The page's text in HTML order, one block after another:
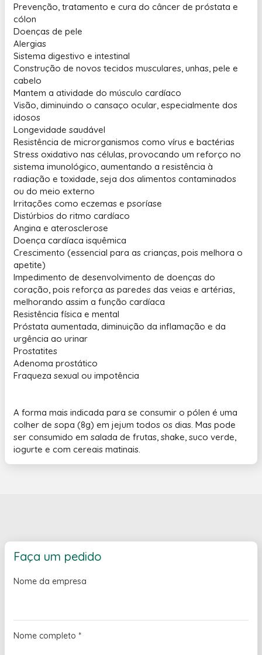
Prevenção, tratamento e cura do câncer de próstata e
cólon
Doenças de pele
Alergias
Sistema digestivo e intestinal
Construção de novos tecidos musculares, unhas, pele e
cabelo
Mantem a atividade do músculo cardíaco
Visão, diminuindo o cansaço ocular, especialmente dos
idosos
Longevidade saudável
Resistência de microrganismos como vírus e bactérias
Stress oxidativo nas células, provocando um reforço no
sistema imunológico, aumentando a resistência à
radiação e toxidade, seja dos alimentos contaminados
ou do meio externo
Irritações como eczemas e psoríase
Distúrbios do ritmo cardíaco
Angina e aterosclerose
Doença cardíaca isquêmica
Crescimento (essencial para as crianças, pois melhora o
apetite)
Impedimento de desenvolvimento de doenças do
coração, pois reforça as paredes das veias e artérias,
melhorando assim a função cardíaca
Resistência física e mental
Próstata aumentada, diminuição da inflamação e da
urgência ao urinar
Prostatites
Adenoma prostático
Fraqueza sexual ou impotência
A forma mais indicada para se consumir o pólen é uma
colher de sopa (8g) em jejum todos os dias. Mas pode
ser consumido em salada de frutas, shake, suco verde,
iogurte e com cereais matinais.
Faça um pedido
Nome da empresa
Nome completo *